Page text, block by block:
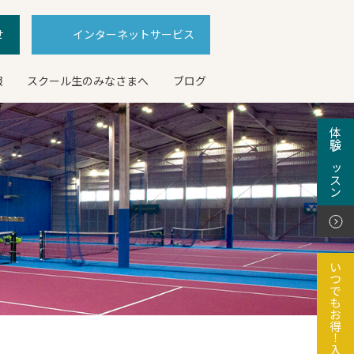
インターネットサービス
スクール生のみなさまへ ブログ
体験レッスン
いつでもお得！入会特典